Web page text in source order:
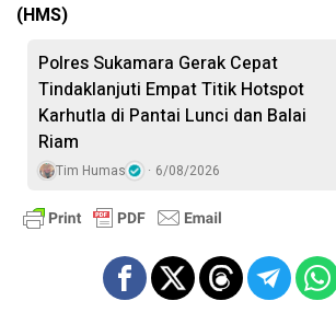
(HMS)
Polres Sukamara Gerak Cepat
Tindaklanjuti Empat Titik Hotspot
Karhutla di Pantai Lunci dan Balai
Riam
Tim Humas 6/08/2026